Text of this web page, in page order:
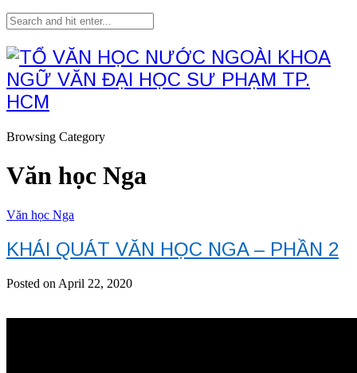
Browsing Category
Văn học Nga
Văn học Nga
KHÁI QUÁT VĂN HỌC NGA – PHẦN 2
Posted on April 22, 2020